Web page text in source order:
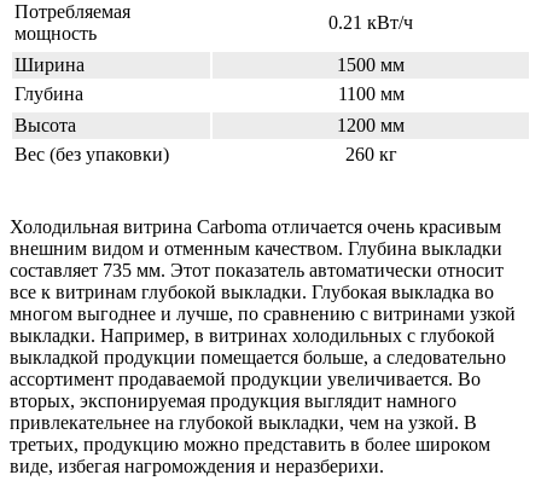
Потребляемая
мощность
0.21 кВт/ч
Ширина
1500 мм
Глубина
1100 мм
Высота
1200 мм
Вес (без упаковки)
260 кг
Холодильная витрина Carboma отличается очень красивым
внешним видом и отменным качеством. Глубина выкладки
составляет 735 мм. Этот показатель автоматически относит
все к витринам глубокой выкладки. Глубокая выкладка во
многом выгоднее и лучше, по сравнению с витринами узкой
выкладки. Например, в витринах холодильных с глубокой
выкладкой продукции помещается больше, а следовательно
ассортимент продаваемой продукции увеличивается. Во
вторых, экспонируемая продукция выглядит намного
привлекательнее на глубокой выкладки, чем на узкой. В
третьих, продукцию можно представить в более широком
виде, избегая нагромождения и неразберихи.